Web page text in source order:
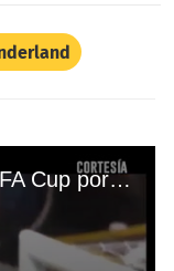
Liverpool es eliminado de la FA Cup por el Wolverhampton